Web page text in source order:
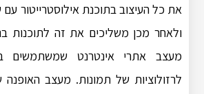
את כל העיצוב בתוכנת אילוסטרייטור
ולאחר מכן משליכים את זה לתוכנות
מעצב אתרי אינטרנט שמשתמשים
לרזולוציות של תמונות. מעצב